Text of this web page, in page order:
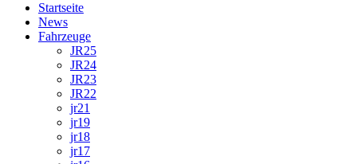
Startseite
News
Fahrzeuge
JR25
JR24
JR23
JR22
jr21
jr19
jr18
jr17